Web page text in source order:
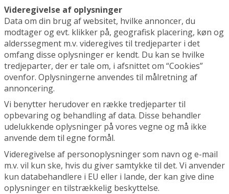
Videregivelse af oplysninger
Data om din brug af websitet, hvilke annoncer, du
modtager og evt. klikker på, geografisk placering, køn og
alderssegment m.v. videregives til tredjeparter i det
omfang disse oplysninger er kendt. Du kan se hvilke
tredjeparter, der er tale om, i afsnittet om “Cookies”
ovenfor. Oplysningerne anvendes til målretning af
annoncering.
Vi benytter herudover en række tredjeparter til
opbevaring og behandling af data. Disse behandler
udelukkende oplysninger på vores vegne og må ikke
anvende dem til egne formål.
Videregivelse af personoplysninger som navn og e-mail
m.v. vil kun ske, hvis du giver samtykke til det. Vi anvender
kun databehandlere i EU eller i lande, der kan give dine
oplysninger en tilstrækkelig beskyttelse.